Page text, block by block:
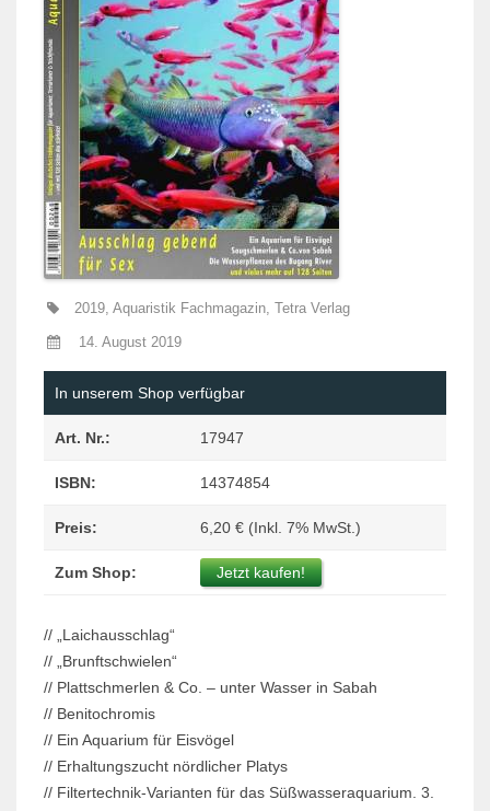
2019, Aquaristik Fachmagazin, Tetra Verlag
14. August 2019
In unserem Shop verfügbar
Art. Nr.: 17947
ISBN: 14374854
Preis: 6,20 € (Inkl. 7% MwSt.)
Zum Shop: Jetzt kaufen!
// „Laichausschlag“
// „Brunftschwielen“
// Plattschmerlen & Co. – unter Wasser in Sabah
// Benitochromis
// Ein Aquarium für Eisvögel
// Erhaltungszucht nördlicher Platys
// Filtertechnik-Varianten für das Süßwasseraquarium. 3.